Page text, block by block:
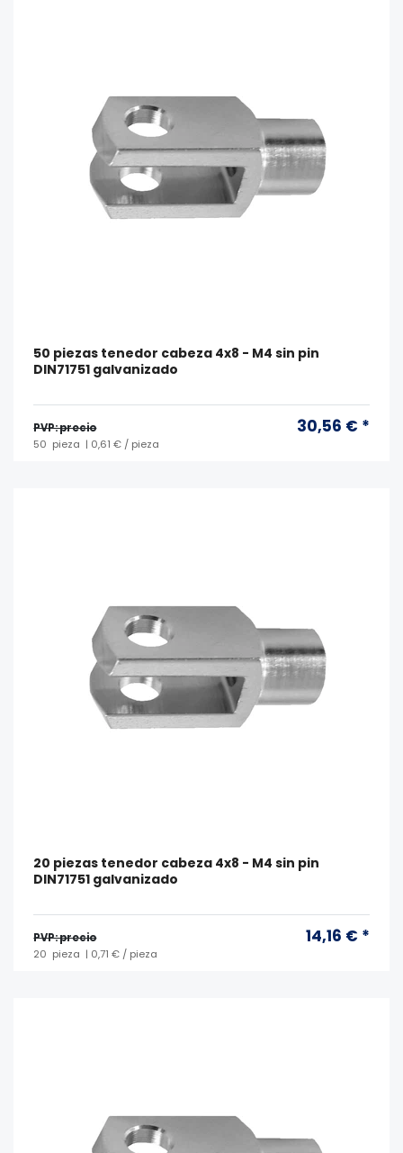
50 piezas tenedor cabeza 4x8 - M4 sin pin
DIN71751 galvanizado
PVP: precio 30,56 € *
50 pieza | 0,61 € / pieza
20 piezas tenedor cabeza 4x8 - M4 sin pin
DIN71751 galvanizado
PVP: precio 14,16 € *
20 pieza | 0,71 € / pieza